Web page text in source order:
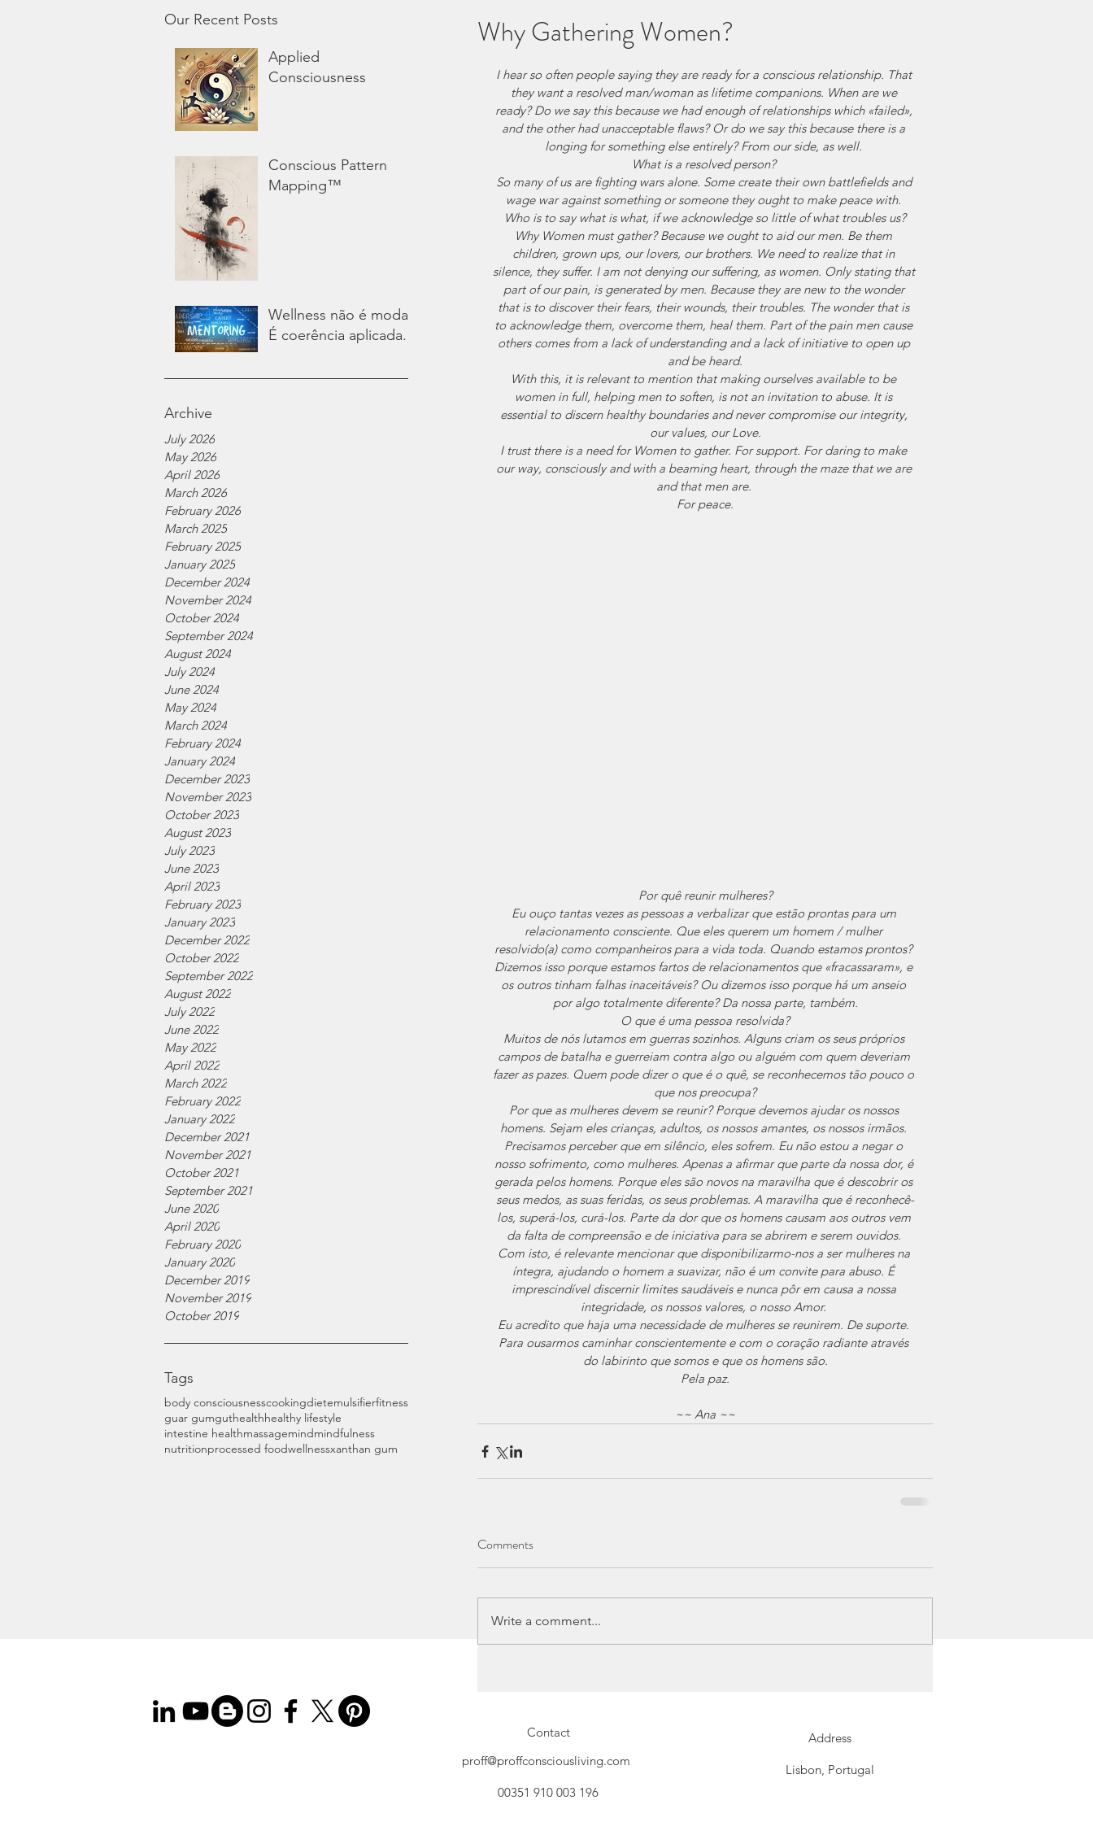
Our Recent Posts
Applied
Consciousness
Conscious Pattern
Mapping™
Wellness não é moda.
É coerência aplicada.
Archive
July 2026
May 2026
April 2026
March 2026
February 2026
March 2025
February 2025
January 2025
December 2024
November 2024
October 2024
September 2024
August 2024
July 2024
June 2024
May 2024
March 2024
February 2024
January 2024
December 2023
November 2023
October 2023
August 2023
July 2023
June 2023
April 2023
February 2023
January 2023
December 2022
October 2022
September 2022
August 2022
July 2022
June 2022
May 2022
April 2022
March 2022
February 2022
January 2022
December 2021
November 2021
October 2021
September 2021
June 2020
April 2020
February 2020
January 2020
December 2019
November 2019
October 2019
Tags
body consciousnesscookingdietemulsifierfitness
guar gumguthealthhealthy lifestyle
intestine healthmassagemindmindfulness
nutritionprocessed foodwellnessxanthan gum
Why Gathering Women?
I hear so often people saying they are ready for a conscious relationship. That
they want a resolved man/woman as lifetime companions. When are we
ready? Do we say this because we had enough of relationships which «failed»,
and the other had unacceptable flaws? Or do we say this because there is a
longing for something else entirely? From our side, as well.
What is a resolved person?
So many of us are fighting wars alone. Some create their own battlefields and
wage war against something or someone they ought to make peace with.
Who is to say what is what, if we acknowledge so little of what troubles us?
Why Women must gather? Because we ought to aid our men. Be them
children, grown ups, our lovers, our brothers. We need to realize that in
silence, they suffer. I am not denying our suffering, as women. Only stating that
part of our pain, is generated by men. Because they are new to the wonder
that is to discover their fears, their wounds, their troubles. The wonder that is
to acknowledge them, overcome them, heal them. Part of the pain men cause
others comes from a lack of understanding and a lack of initiative to open up
and be heard.
With this, it is relevant to mention that making ourselves available to be
women in full, helping men to soften, is not an invitation to abuse. It is
essential to discern healthy boundaries and never compromise our integrity,
our values, our Love.
I trust there is a need for Women to gather. For support. For daring to make
our way, consciously and with a beaming heart, through the maze that we are
and that men are.
For peace.
Por quê reunir mulheres?
Eu ouço tantas vezes as pessoas a verbalizar que estão prontas para um
relacionamento consciente. Que eles querem um homem / mulher
resolvido(a) como companheiros para a vida toda. Quando estamos prontos?
Dizemos isso porque estamos fartos de relacionamentos que «fracassaram», e
os outros tinham falhas inaceitáveis? Ou dizemos isso porque há um anseio
por algo totalmente diferente? Da nossa parte, também.
O que é uma pessoa resolvida?
Muitos de nós lutamos em guerras sozinhos. Alguns criam os seus próprios
campos de batalha e guerreiam contra algo ou alguém com quem deveriam
fazer as pazes. Quem pode dizer o que é o quê, se reconhecemos tão pouco o
que nos preocupa?
Por que as mulheres devem se reunir? Porque devemos ajudar os nossos
homens. Sejam eles crianças, adultos, os nossos amantes, os nossos irmãos.
Precisamos perceber que em silêncio, eles sofrem. Eu não estou a negar o
nosso sofrimento, como mulheres. Apenas a afirmar que parte da nossa dor, é
gerada pelos homens. Porque eles são novos na maravilha que é descobrir os
seus medos, as suas feridas, os seus problemas. A maravilha que é reconhecê-
los, superá-los, curá-los. Parte da dor que os homens causam aos outros vem
da falta de compreensão e de iniciativa para se abrirem e serem ouvidos.
Com isto, é relevante mencionar que disponibilizarmo-nos a ser mulheres na
íntegra, ajudando o homem a suavizar, não é um convite para abuso. É
imprescindível discernir limites saudáveis e nunca pôr em causa a nossa
integridade, os nossos valores, o nosso Amor.
Eu acredito que haja uma necessidade de mulheres se reunirem. De suporte.
Para ousarmos caminhar conscientemente e com o coração radiante através
do labirinto que somos e que os homens são.
Pela paz.
~~ Ana ~~
Comments
Write a comment...
Contact
proff@proffconsciousliving.com
Address
Lisbon, Portugal
00351 910 003 196